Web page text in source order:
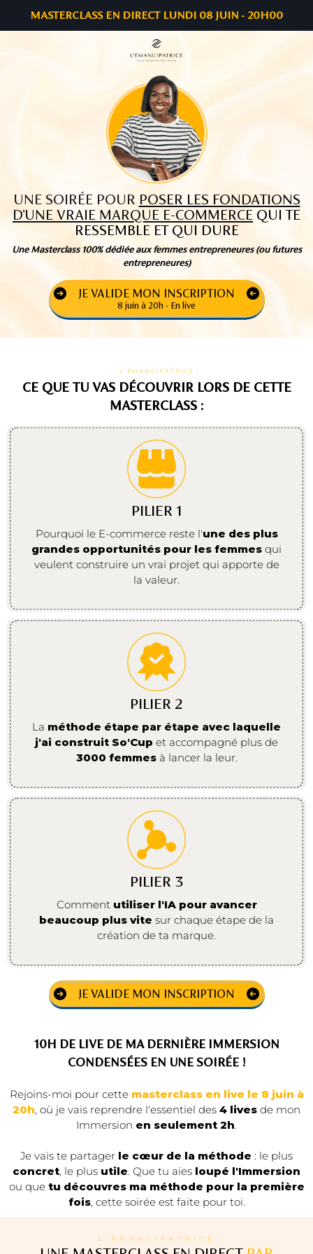
MASTERCLASS EN DIRECT LUNDI 08 JUIN - 20H00
UNE SOIRÉE POUR POSER LES FONDATIONS
D'UNE VRAIE MARQUE E-COMMERCE QUI TE
RESSEMBLE ET QUI DURE
Une Masterclass 100% dédiée aux femmes entrepreneures (ou futures
entrepreneures)
JE VALIDE MON INSCRIPTION
8 juin à 20h - En live
L’ÉMANCIPATRICE
CE QUE TU VAS DÉCOUVRIR LORS DE CETTE
MASTERCLASS :
PILIER 1
Pourquoi le E-commerce reste l'une des plus
grandes opportunités pour les femmes qui
veulent construire un vrai projet qui apporte de
la valeur.
PILIER 2
La méthode étape par étape avec laquelle
j'ai construit So'Cup et accompagné plus de
3000 femmesà lancer la leur.
PILIER 3
Comment utiliser l'IA pour avancer
beaucoup plus vite sur chaque étape de la
création de ta marque.
JE VALIDE MON INSCRIPTION
10H DE LIVE DE MA DERNIÈRE IMMERSION
CONDENSÉES EN UNE SOIRÉE !
Rejoins-moi pour cette masterclass en live le 8 juin à
20h, où je vais reprendre l'essentiel des 4 lives de mon
Immersion en seulement 2h.
Je vais te partager le cœur de la méthode : le plus
concret, le plus utile. Que tu aies loupé l'Immersion
ou quetu découvres ma méthode pour la première
fois, cette soirée est faite pour toi.
L’ÉMANCIPATRICE